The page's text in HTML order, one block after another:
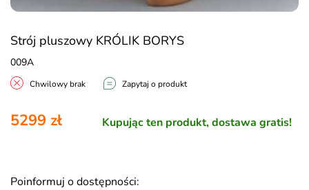
Strój pluszowy KRÓLIK BORYS
009A
Chwilowy brak Zapytaj o produkt
Kupując ten produkt, dostawa gratis!
5299 zł
Poinformuj o dostępności: